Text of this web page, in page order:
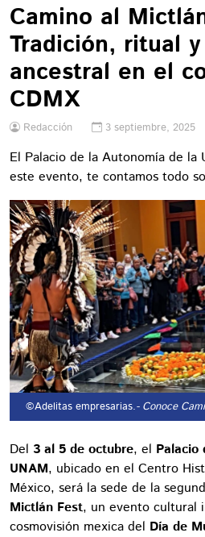
Camino al
Tradición, ritual
ancestral en el
CDMX
Redacción 3 septiembre, 2025
El Palacio de la Autonomía de la
este evento, te contamos todo
©Adelitas empresarias.- Conoce
Del 3 al 5 de octubre, el Palacio
UNAM, ubicado en el Centro
México, será la sede de la
Mictlán Fest, un evento cultural
cosmovisión mexica del Día de